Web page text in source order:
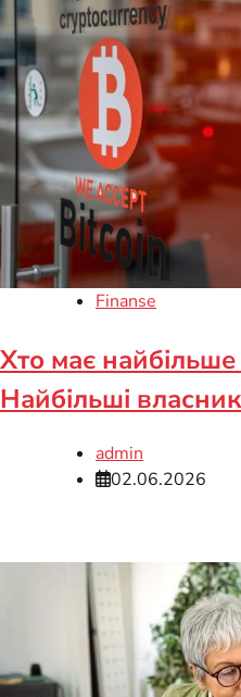
Finanse
Хто має найбільше
Найбільші
admin
02.06.2026